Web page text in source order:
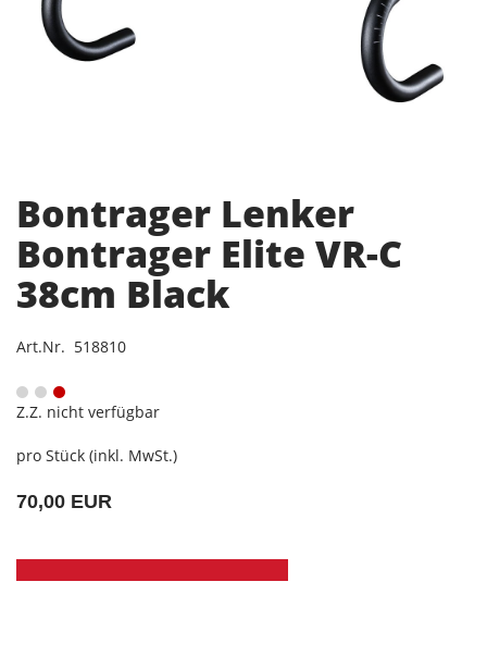
Bontrager Lenker
Bontrager Elite VR-C
38cm Black
Art.Nr. 518810
Z.Z. nicht verfügbar
pro Stück (inkl. MwSt.)
70,00 EUR